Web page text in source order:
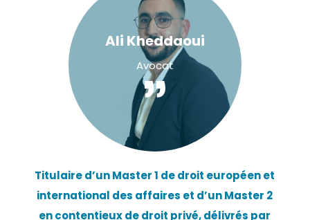
Ali Kheddaoui
Avocat
Titulaire d’un Master 1 de droit européen et
international des affaires et d’un Master 2
en contentieux de droit privé, délivrés par